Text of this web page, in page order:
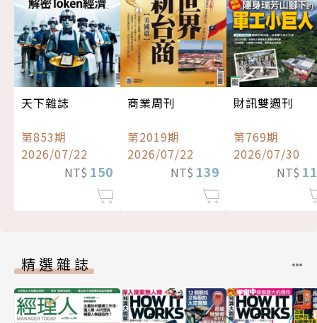
天下雜誌
第853期
2026/07/22
NT$ 150
商業周刊
第2019期
2026/07/22
NT$ 139
財訊雙週刊
第769期
2026/07/30
NT$
精選雜誌